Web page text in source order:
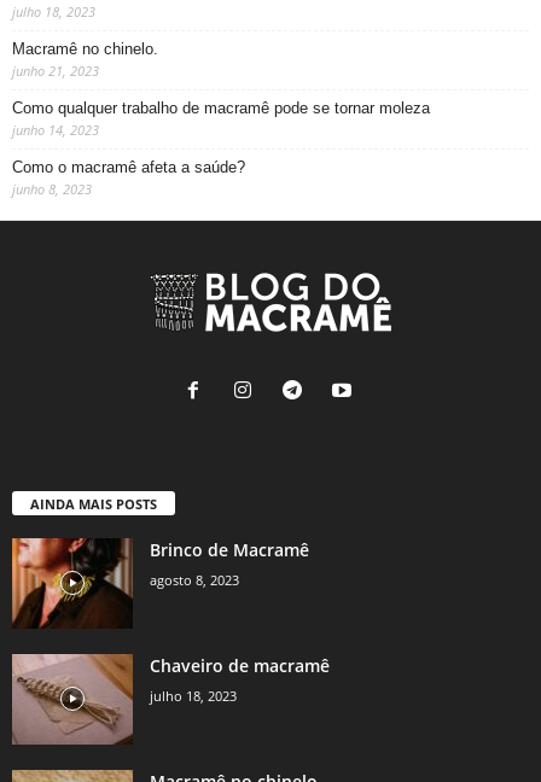
julho 18, 2023
Macramê no chinelo.
junho 21, 2023
Como qualquer trabalho de macramê pode se tornar moleza
junho 14, 2023
Como o macramê afeta a saúde?
junho 8, 2023
AINDA MAIS POSTS
Brinco de Macramê
agosto 8, 2023
Chaveiro de macramê
julho 18, 2023